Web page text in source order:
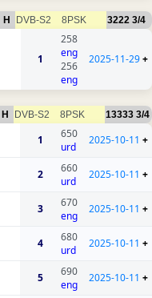
H DVB-S2 8PSK 3222 3/4
1
258
eng
256
eng
2025-11-29+
H DVB-S2 8PSK 13333 3/4
1
650
urd
2025-10-11 +
2
660
urd
2025-10-11 +
3
670
eng
2025-10-11 +
4
680
urd
2025-10-11 +
5
690
eng
2025-10-11 +